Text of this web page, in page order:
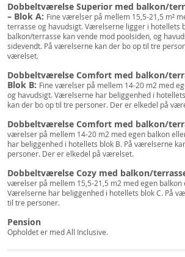
Dobbeltværelse Superior med balkon/
– Blok A: Fine værelser på mellem 15,5-21,5 m²
terrasse og havudsigt. Værelserne ligger i hotellets
balkon/terrasse kan vende mod poolsiden, og
sidevendt. På værelserne kan der bo op til tre
værelset.
Dobbeltværelse Comfort med balkon/
Blok B: Fine værelser på mellem 14-20 m2 med
og havudsigt. Værelserne har beliggenhed i
kan der bo op til tre personer. Der er elkedel på
Dobbeltværelse Comfort med balkon/
værelser på mellem 14-20 m2 med egen balkon
har beliggenhed i hotellets blok B. På værelserne
personer. Der er elkedel på værelset.
Dobbeltværelse Cozy med balkon/
værelser på mellem 15,5-21,5 m2 med egen balkon
Værelserne har beliggenhed i hotellets blok C. På
til tre personer.
Pension
Opholdet er med All Inclusive.